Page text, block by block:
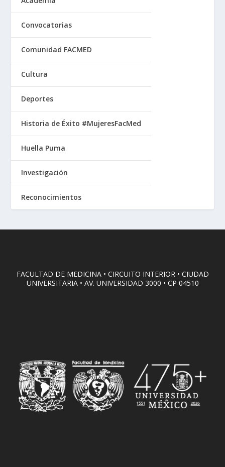
Convocatorias
Comunidad FACMED
Cultura
Deportes
Historia de Éxito #MujeresFacMed
Huella Puma
Investigación
Reconocimientos
FACULTAD DE MEDICINA • CIRCUITO INTERIOR • CIUDAD
UNIVERSITARIA • AV. UNIVERSIDAD 3000 • CP 04510